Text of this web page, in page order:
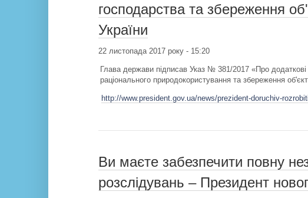
господарства та збереження
України
22 листопада 2017 року - 15:20
Глава держави підписав Указ № 381/2017 «Про
раціонального природокористування та збереження
http://www.president.gov.ua/news/prezident-doruchiv-
Ви маєте забезпечити повну
розслідувань – Президент